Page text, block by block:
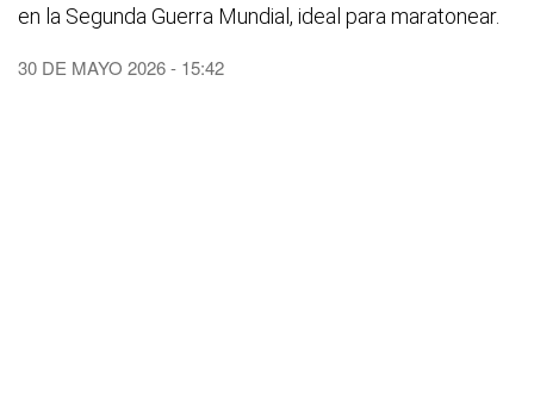
en la Segunda Guerra Mundial, ideal para maratonear.
30 DE MAYO 2026 - 15:42